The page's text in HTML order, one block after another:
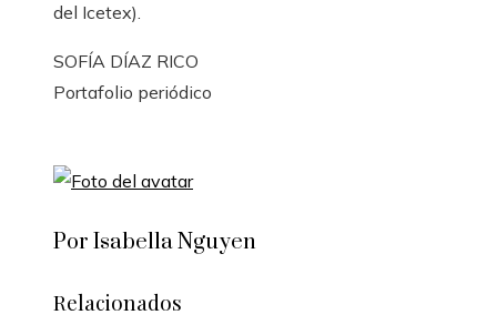
del Icetex).
SOFÍA DÍAZ RICO
Portafolio periódico
Por Isabella Nguyen
Relacionados